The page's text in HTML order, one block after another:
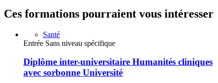
Ces formations pourraient vous intéresser
Santé
Entrée Sans niveau spécifique
Diplôme inter-universitaire Humanités cliniques
avec sorbonne Université